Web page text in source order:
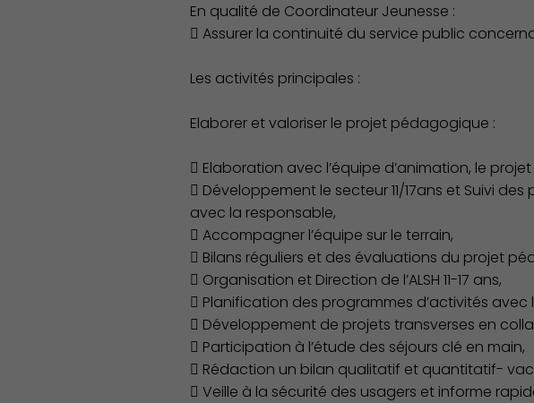
En qualité de Coordinateur Jeunesse :
 Assurer la continuité du service public
Les activités principales :
Elaborer et valoriser le projet pédagogique :
 Elaboration avec l’équipe d’animation, le
 Développement le secteur 11/17ans et Suivi
avec la responsable,
 Accompagner l’équipe sur le terrain,
 Bilans réguliers et des évaluations du projet
 Organisation et Direction de l’ALSH 11-17 ans,
 Planification des programmes d’activités avec
 Développement de projets transverses en
 Participation à l’étude des séjours clé en main,
 Rédaction un bilan qualitatif et quantitatif-
 Veille à la sécurité des usagers et informe